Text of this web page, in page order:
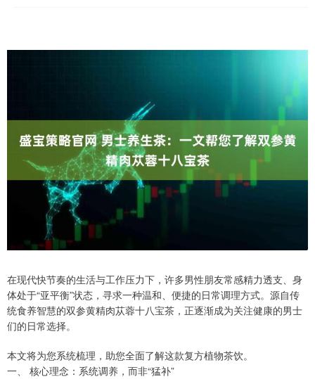
在现代快节奏的生活与工作压力下，许多男性朋友常感精力透支、身
体处于“亚平衡”状态，寻求一种温和、便捷的日常调理方式。源自传
统食养智慧的双参黄精肉苁蓉十八宝茶，正逐渐成为关注健康的男士
们的日常选择。
本文将为您系统梳理，助您全面了解这款复方植物茶饮。
一、 核心理念：系统调养，而非“猛补”